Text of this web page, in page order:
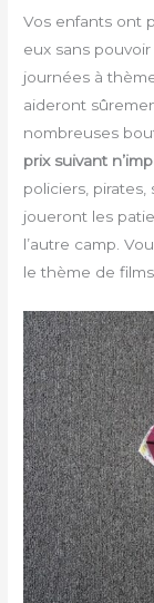
Vos enfants ont
eux sans
journées à
aideront
nombreuses
prix suivant
policiers,
joueront les
l’autre camp.
le thème de